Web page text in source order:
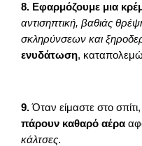
8. Εφαρμόζουμε μια
αντισηπτική, βαθιάς
σκληρύνσεων και
ενυδάτωση,
9.Όταν είμαστε στο
πάρουν καθαρό αέρα
κάλτσες.